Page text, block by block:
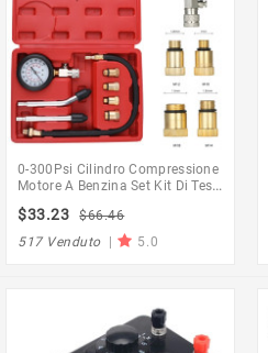
0-300Psi Cilindro Compressione
Motore A Benzina Set Kit Di Test
Automobilistico Calibro Per
Auto E Camion
$33.23
$66.46
517 Venduto | 5.0